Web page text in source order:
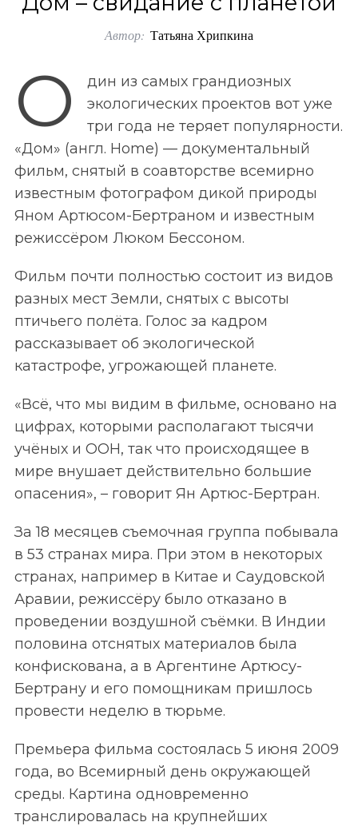
Автор: Татьяна Хрипкина
О
дин из самых грандиозных
экологических проектов вот уже
три года не теряет популярности.
«Дом» (англ. Home) — документальный
фильм, снятый в соавторстве всемирно
известным фотографом дикой природы
Яном Артюсом-Бертраном и известным
режиссёром Люком Бессоном.
Фильм почти полностью состоит из видов
разных мест Земли, снятых с высоты
птичьего полёта. Голос за кадром
рассказывает об экологической
катастрофе, угрожающей планете.
«Всё, что мы видим в фильме, основано на
цифрах, которыми располагают тысячи
учёных и ООН, так что происходящее в
мире внушает действительно большие
опасения», – говорит Ян Артюс-Бертран.
За 18 месяцев съемочная группа побывала
в 53 странах мира. При этом в некоторых
странах, например в Китае и Саудовской
Аравии, режиссёру было отказано в
проведении воздушной съёмки. В Индии
половина отснятых материалов была
конфискована, а в Аргентине Артюсу-
Бертрану и его помощникам пришлось
провести неделю в тюрьме.
Премьера фильма состоялась 5 июня 2009
года, во Всемирный день окружающей
среды. Картина одновременно
транслировалась на крупнейших